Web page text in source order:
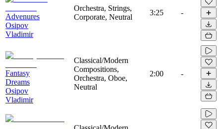
Advenures
Osipov
Vladimir
Orchestra, Strings,
Corporate, Neutral
3:25 -
Fantasy
Dreams
Osipov
Vladimir
Classical/Modern
Compositions,
Orchestra, Oboe,
Neutral
2:00 -